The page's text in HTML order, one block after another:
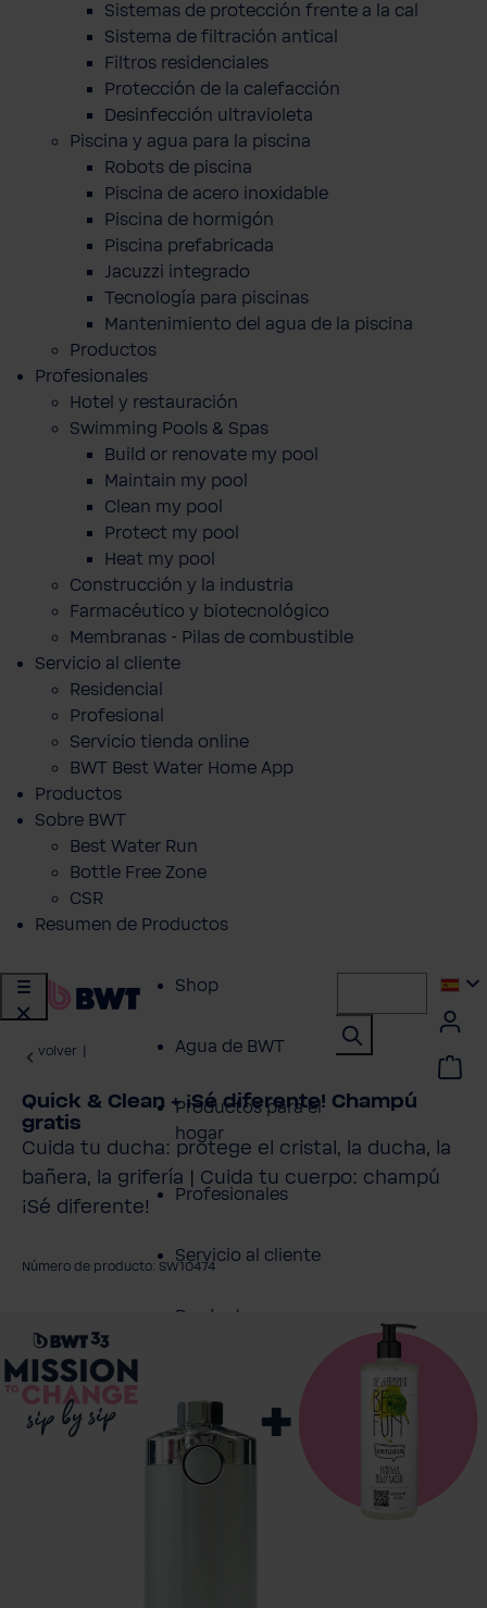
Sistemas de protección frente a la cal
Sistema de filtración antical
Filtros residenciales
Protección de la calefacción
Desinfección ultravioleta
Piscina y agua para la piscina
Robots de piscina
Piscina de acero inoxidable
Piscina de hormigón
Piscina prefabricada
Jacuzzi integrado
Tecnología para piscinas
Mantenimiento del agua de la piscina
Productos
Profesionales
Hotel y restauración
Swimming Pools & Spas
Build or renovate my pool
Maintain my pool
Clean my pool
Protect my pool
Heat my pool
Construcción y la industria
Farmacéutico y biotecnológico
Membranas - Pilas de combustible
Servicio al cliente
Residencial
Profesional
Servicio tienda online
BWT Best Water Home App
Productos
Sobre BWT
Best Water Run
Bottle Free Zone
CSR
Resumen de Productos
Shop
Agua de BWT
Productos para el
hogar
Profesionales
Servicio al cliente
Productos
Resumen de
Productos
volver
Quick & Clean + ¡Sé diferente! Champú
gratis
Cuida tu ducha: protege el cristal, la ducha, la
bañera, la grifería | Cuida tu cuerpo: champú
¡Sé diferente!
Número de producto: SW10474